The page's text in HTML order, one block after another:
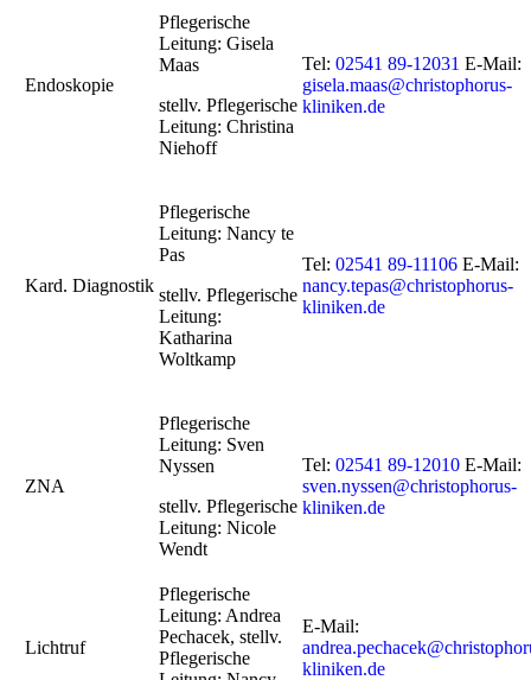
Endoskopie
Pflegerische
Leitung: Gisela
Maas
stellv. Pflegerische
Leitung: Christina
Niehoff
Tel: 02541 89-12031 E-Mail:
gisela.maas@christophorus-
kliniken.de
Kard. Diagnostik
Pflegerische
Leitung: Nancy te
Pas
stellv. Pflegerische
Leitung:
Katharina
Woltkamp
Tel: 02541 89-11106 E-Mail:
nancy.tepas@christophorus-
kliniken.de
ZNA
Pflegerische
Leitung: Sven
Nyssen
stellv. Pflegerische
Leitung: Nicole
Wendt
Tel: 02541 89-12010 E-Mail:
sven.nyssen@christophorus-
kliniken.de
Lichtruf
Pflegerische
Leitung: Andrea
Pechacek, stellv.
Pflegerische
E-Mail:
kliniken.de